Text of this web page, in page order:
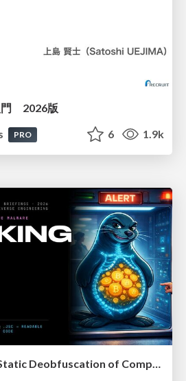
門 2026版
PRO 6 1.9k
Breaking the Seal: Static Deobfuscation of Compiled V8 JavaScript Bytecode Malware